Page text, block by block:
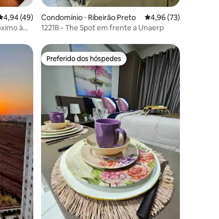
de uma avaliação média de 5, 49 avaliações
4,94 (49)
à
Condomínio ⋅ Ribeirão Preto 4,96 de uma
4,96 (73)
1221B - The Spot em frente a Unaerp
Preferido dos hóspedes
Preferido dos hóspedes